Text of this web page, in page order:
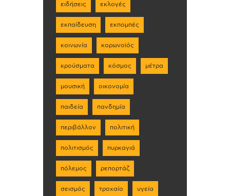
ειδήσεις εκλογές
εκπαίδευση εκπομπές
κοινωνία κορωνοϊός
κρούσματα κόσμος μέτρα
μουσική οικονομία
παιδεία πανδημία
περιβάλλον πολιτική
πολιτισμός πυρκαγιά
πόλεμος ρεπορτάζ
σεισμός τροχαίο υγεία